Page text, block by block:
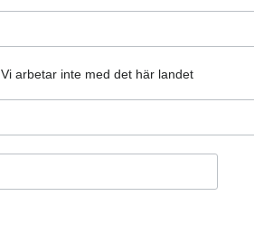
Vi arbetar inte med det här landet